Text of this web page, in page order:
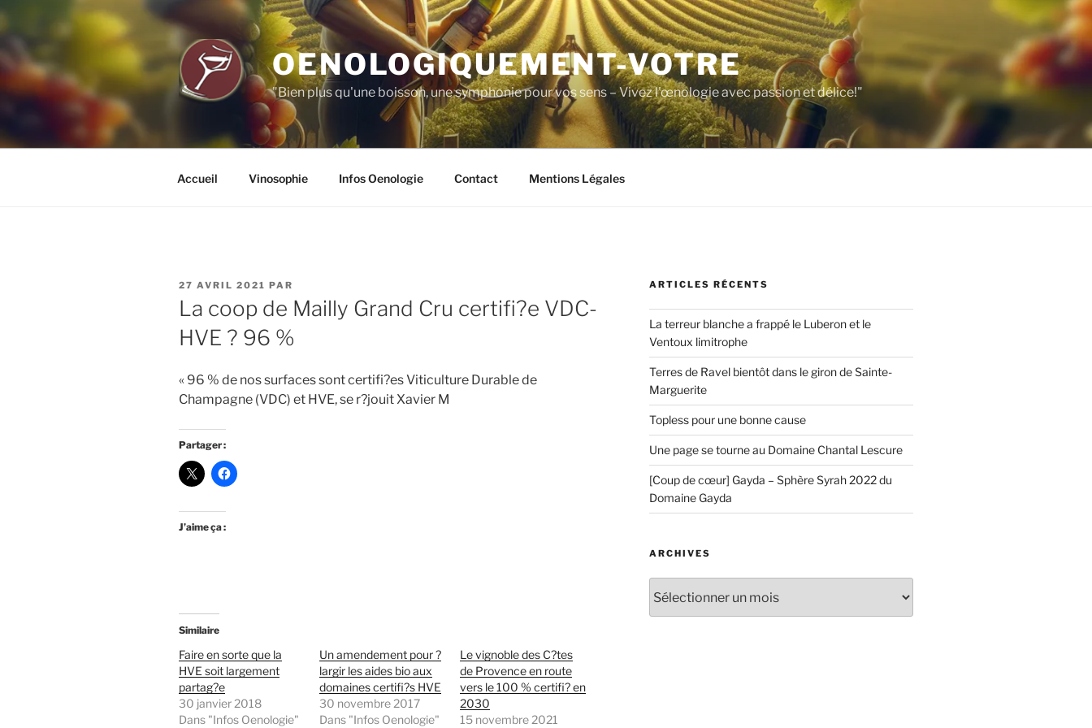
Aller
au
contenu
principal
OENOLOGIQUEMENT-VOTRE
"Bien plus qu'une boisson, une symphonie pour vos sens – Vivez l'œnologie avec passion et délice!"
Accueil Vinosophie Infos Oenologie Contact Mentions Légales
PUBLIÉ
LE
27 AVRIL 2021 PAR
La coop de Mailly Grand Cru certifi?e VDC-
HVE ? 96 %
« 96 % de nos surfaces sont certifi?es Viticulture Durable de
Champagne (VDC) et HVE, se r?jouit Xavier M
Partager :
J’aime ça :
Similaire
Faire en sorte que la
HVE soit largement
partag?e
30 janvier 2018
Dans "Infos Oenologie"
Un amendement pour ?
largir les aides bio aux
domaines certifi?s HVE
30 novembre 2017
Dans "Infos Oenologie"
Le vignoble des C?tes
de Provence en route
vers le 100 % certifi? en
2030
15 novembre 2021
ARTICLES RÉCENTS
La terreur blanche a frappé le Luberon et le
Ventoux limitrophe
Terres de Ravel bientôt dans le giron de Sainte-
Marguerite
Topless pour une bonne cause
Une page se tourne au Domaine Chantal Lescure
[Coup de cœur] Gayda – Sphère Syrah 2022 du
Domaine Gayda
ARCHIVES